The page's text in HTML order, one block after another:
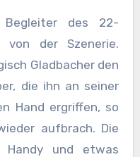
Begleiter des 22-
der Szenerie.
Gladbacher den
die ihn an seiner
Hand ergriffen, so
aufbrach. Die
Handy und etwas